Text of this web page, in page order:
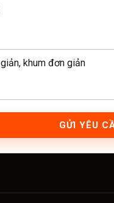
GỬI YÊU